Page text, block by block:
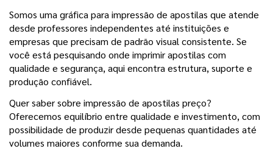
Somos uma gráfica para impressão de apostilas que atende
desde professores independentes até instituições e
empresas que precisam de padrão visual consistente. Se
você está pesquisando onde imprimir apostilas com
qualidade e segurança, aqui encontra estrutura, suporte e
produção confiável.
Quer saber sobre impressão de apostilas preço?
Oferecemos equilíbrio entre qualidade e investimento, com
possibilidade de produzir desde pequenas quantidades até
volumes maiores conforme sua demanda.